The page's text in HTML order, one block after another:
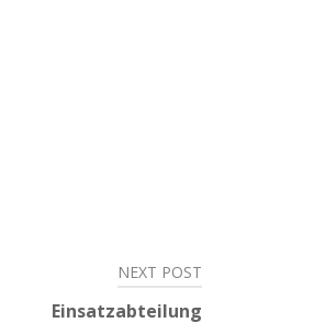
NEXT POST
Einsatzabteilung